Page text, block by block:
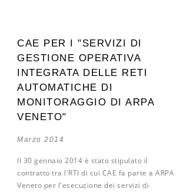
CAE PER I "SERVIZI DI
GESTIONE OPERATIVA
INTEGRATA DELLE RETI
AUTOMATICHE DI
MONITORAGGIO DI ARPA
VENETO"
Marzo 2014
Il 30 gennaio 2014 è stato stipulato il
contratto tra l'RTI di cui CAE fa parte a ARPA
Veneto per l'esecuzione dei servizi di